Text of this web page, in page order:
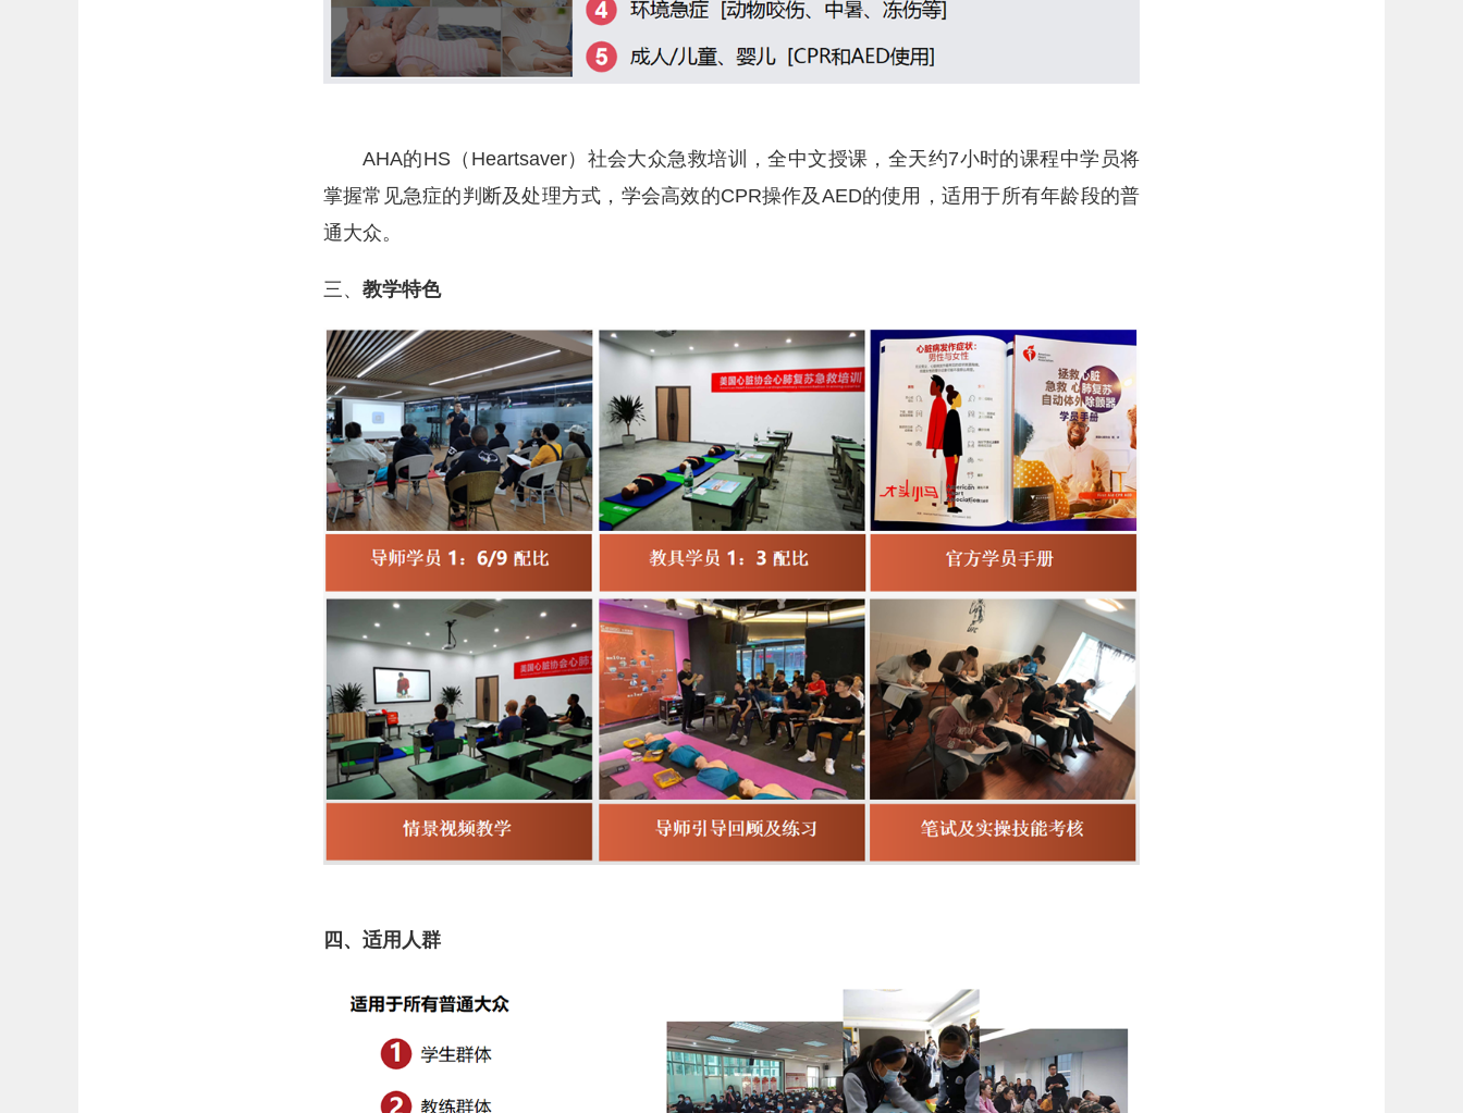
AHA的HS（Heartsaver）社会大众急救培训，全中文授课，全天约7小时的课程中学员将
掌握常见急症的判断及处理方式，学会高效的CPR操作及AED的使用，适用于所有年龄段的普
通大众。
三、 教学特色
四、适用人群